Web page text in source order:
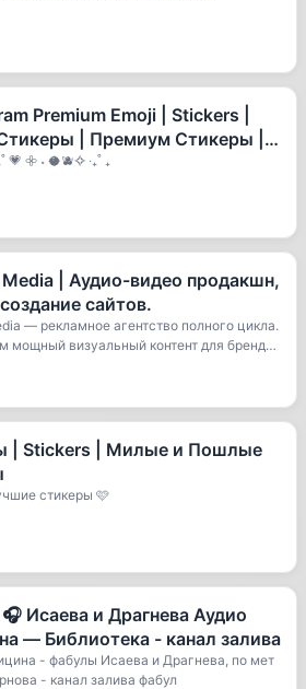
Premium Emoji | Stickers |
| Премиум Стикеры |
| Cute emoji 🍪
💗 𖧷 ˖ 🥥🫐✧ ‧₊˚ ₊
Media | Аудио-видео продакшн,
сайтов.
— рекламное агентство полного цикла.
мощный визуальный контент для бренд
| Stickers | Милые и Пошлые
стикеры 🩷
Исаева и Драгнева Аудио
— Библиотека - канал залива
- фабулы Исаева и Драгнева, по мет
- канал залива фабул